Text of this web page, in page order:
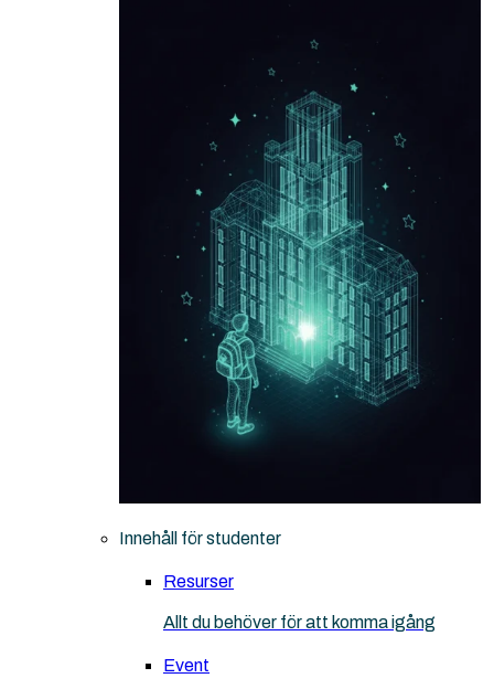
Innehåll för studenter
Resurser
Allt du behöver för att komma igång
Event